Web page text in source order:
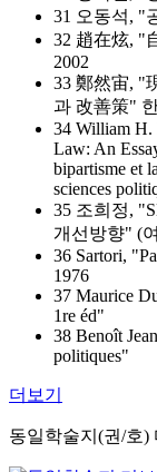
31 오동석, "
32 趙在炫, "
2002
33 鄭然宙, "
과 改善策"
34 William H.
Law: An
bipartisme et
sciences
35 조희정,
개선방향" (
36 Sartori,
1976
37 Maurice
1re éd"
38 Benoît
politiques"
더보기
동일학술지(권/호)